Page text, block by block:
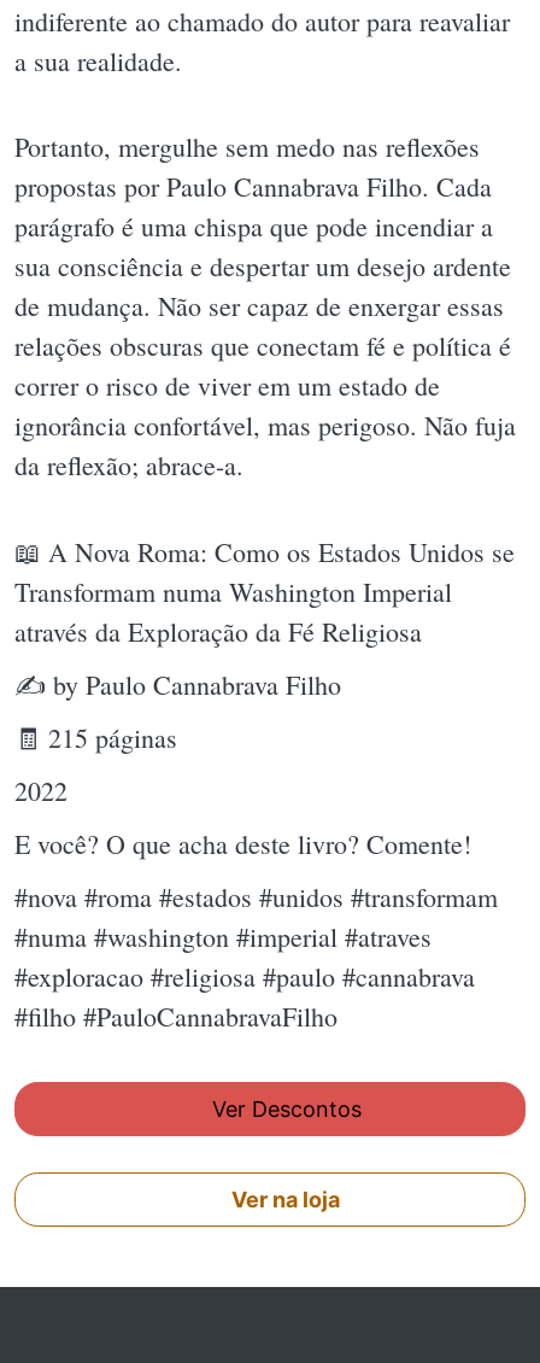
indiferente ao chamado do autor para reavaliar
a sua realidade.
Portanto, mergulhe sem medo nas reflexões
propostas por Paulo Cannabrava Filho. Cada
parágrafo é uma chispa que pode incendiar a
sua consciência e despertar um desejo ardente
de mudança. Não ser capaz de enxergar essas
relações obscuras que conectam fé e política é
correr o risco de viver em um estado de
ignorância confortável, mas perigoso. Não fuja
da reflexão; abrace-a.
📖 A Nova Roma: Como os Estados Unidos se
Transformam numa Washington Imperial
através da Exploração da Fé Religiosa
✍ by Paulo Cannabrava Filho
🧾 215 páginas
2022
E você? O que acha deste livro? Comente!
#nova #roma #estados #unidos #transformam
#numa #washington #imperial #atraves
#exploracao #religiosa #paulo #cannabrava
#filho #PauloCannabravaFilho
Ver Descontos
Ver na loja